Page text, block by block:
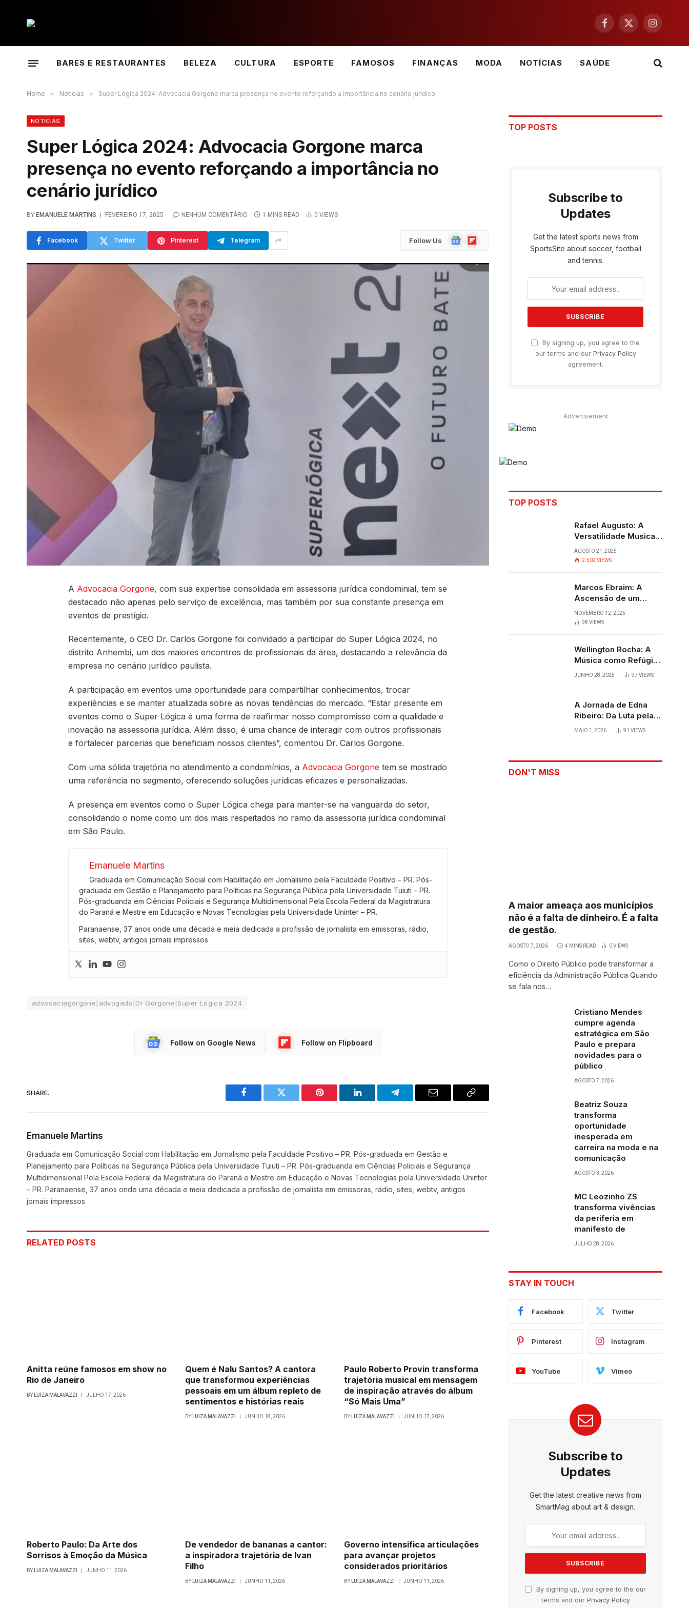
Facebook
X
Instagram
BARES E RESTAURANTES BELEZA CULTURA ESPORTE FAMOSOS FINANÇAS MODA NOTÍCIAS SAÚDE
Home » Notícias » Super Lógica 2024: Advocacia Gorgone marca presença no evento reforçando a importância no cenário jurídico
NOTÍCIAS
Super Lógica 2024: Advocacia Gorgone marca
presença no evento reforçando a importância no
cenário jurídico
BY EMANUELE MARTINS FEVEREIRO 17, 2025 NENHUM COMENTÁRIO 1 MINS READ 0 VIEWS
Facebook Twitter Pinterest Telegram Follow Us
GoogleFlipboard
A Advocacia Gorgone, com sua expertise consolidada em assessoria jurídica condominial, tem se
destacado não apenas pelo serviço de excelência, mas também por sua constante presença em
eventos de prestígio.
Recentemente, o CEO Dr. Carlos Gorgone foi convidado a participar do Super Lógica 2024, no
distrito Anhembi, um dos maiores encontros de profissionais da área, destacando a relevância da
empresa no cenário jurídico paulista.
A participação em eventos uma oportunidade para compartilhar conhecimentos, trocar
experiências e se manter atualizada sobre as novas tendências do mercado. “Estar presente em
eventos como o Super Lógica é uma forma de reafirmar nosso compromisso com a qualidade e
inovação na assessoria jurídica. Além disso, é uma chance de interagir com outros profissionais
e fortalecer parcerias que beneficiam nossos clientes”, comentou Dr. Carlos Gorgone.
Com uma sólida trajetória no atendimento a condomínios, a Advocacia Gorgone tem se mostrado
uma referência no segmento, oferecendo soluções jurídicas eficazes e personalizadas.
A presença em eventos como o Super Lógica chega para manter-se na vanguarda do setor,
consolidando o nome como um dos mais respeitados no ramo da assessoria jurídica condominial
em São Paulo.
Emanuele Martins
Graduada em Comunicação Social com Habilitação em Jornalismo pela Faculdade Positivo – PR. Pós-
graduada em Gestão e Planejamento para Políticas na Segurança Pública pela Universidade Tuiuti – PR.
Pós-graduanda em Ciências Policiais e Segurança Multidimensional Pela Escola Federal da Magistratura
do Paraná e Mestre em Educação e Novas Tecnologias pela Universidade Uninter – PR.
Paranaense, 37 anos onde uma década e meia dedicada a profissão de jornalista em emissoras, rádio,
sites, webtv, antigos jornais impressos
advocaciagorgone|advogado|Dr Gorgone|Super Lógica 2024
Follow on Google News Follow on Flipboard
SHARE.
Facebook Twitter Pinterest LinkedIn Telegram Email
Copy
Emanuele Martins
Graduada em Comunicação Social com Habilitação em Jornalismo pela Faculdade Positivo – PR. Pós-graduada em Gestão e
Planejamento para Políticas na Segurança Pública pela Universidade Tuiuti – PR. Pós-graduanda em Ciências Policiais e Segurança
Multidimensional Pela Escola Federal da Magistratura do Paraná e Mestre em Educação e Novas Tecnologias pela Universidade Uninter
– PR. Paranaense, 37 anos onde uma década e meia dedicada a profissão de jornalista em emissoras, rádio, sites, webtv, antigos
jornais impressos
RELATED POSTS
Anitta reúne famosos em show no
Rio de Janeiro
BY LUIZA MALAVAZZI JULHO 17, 2026
Quem é Nalu Santos? A cantora
que transformou experiências
pessoais em um álbum repleto de
sentimentos e histórias reais
BY LUIZA MALAVAZZI JUNHO 18, 2026
Paulo Roberto Provin transforma
trajetória musical em mensagem
de inspiração através do álbum
“Só Mais Uma”
BY LUIZA MALAVAZZI JUNHO 17, 2026
Roberto Paulo: Da Arte dos
Sorrisos à Emoção da Música
BY LUIZA MALAVAZZI JUNHO 11, 2026
De vendedor de bananas a cantor:
a inspiradora trajetória de Ivan
Filho
BY LUIZA MALAVAZZI JUNHO 11, 2026
Governo intensifica articulações
para avançar projetos
considerados prioritários
BY LUIZA MALAVAZZI JUNHO 11, 2026
TOP POSTS
Subscribe to
Updates
Get the latest sports news from
SportsSite about soccer, football
and tennis.
By signing up, you agree to the
our terms and our Privacy Policy
agreement.
Advertisement
TOP POSTS
Rafael Augusto: A
Versatilidade Musical
que Transcende
Fronteiras
AGOSTO 21, 2025
2.502 VIEWS
Marcos Ebraim: A
Ascensão de um
Jovem Talento do
Sertanejo
NOVEMBRO 12, 2025
98 VIEWS
Wellington Rocha: A
Música como Refúgio
e Alegria em
JUNHO 28, 2025 97 VIEWS
A Jornada de Edna
Ribeiro: Da Luta pela
Sobrevivência ao
MAIO 1, 2026 91 VIEWS
DON'T MISS
A maior ameaça aos municípios
não é a falta de dinheiro. É a falta
de gestão.
AGOSTO 7, 2026 4 MINS READ 0VIEWS
Como o Direito Público pode transformar a
eficiência da Administração Pública Quando
se fala nos…
Cristiano Mendes
cumpre agenda
estratégica em São
Paulo e prepara
novidades para o
público
AGOSTO 7, 2026
Beatriz Souza
transforma
oportunidade
inesperada em
carreira na moda e na
comunicação
AGOSTO 3, 2026
MC Leozinho ZS
transforma vivências
da periferia em
manifesto de
JULHO 28, 2026
STAY IN TOUCH
Facebook Twitter
Pinterest Instagram
YouTube Vimeo
Subscribe to
Updates
Get the latest creative news from
SmartMag about art & design.
By signing up, you agree to the our
terms and our Privacy Policy